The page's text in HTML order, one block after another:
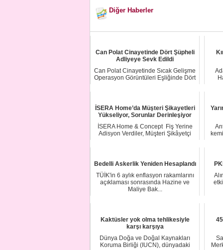
Diğer Haberler
Can Polat Cinayetinde Dört Şüpheli
Adliyeye Sevk Edildi
Can Polat Cinayetinde Sıcak Gelişme
Operasyon Görüntüleri Eşliğinde Dört
İSERA Home’da Müşteri Şikayetleri
Yükseliyor, Sorunlar Derinleşiyor
İSERA Home & Concept Fiş Yerine
Adisyon Verdiler, Müşteri Şikâyetçi
Bedelli Askerlik Yeniden Hesaplandı
TÜİK'in 6 aylık enflasyon rakamlarını
açıklaması sonrasında Hazine ve
Maliye Bak...
Kaktüsler yok olma tehlikesiyle
karşı karşıya
Dünya Doğa ve Doğal Kaynakları
Koruma Birliği (IUCN), dünyadaki